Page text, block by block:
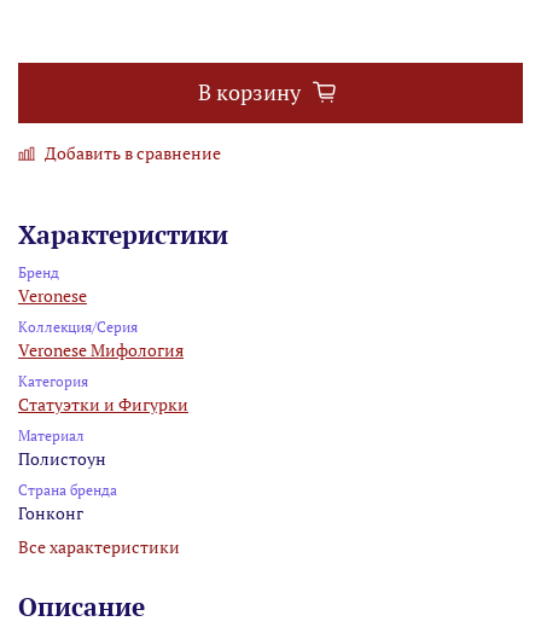
В корзину
Добавить в сравнение
Характеристики
Бренд
Veronese
Коллекция/Серия
Veronese Мифология
Категория
Статуэтки и Фигурки
Материал
Полистоун
Страна бренда
Гонконг
Все характеристики
Описание